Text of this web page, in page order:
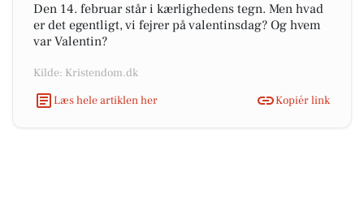
Den 14. februar står i kærlighedens tegn. Men hvad
er det egentligt, vi fejrer på valentinsdag? Og hvem
var Valentin?
Kilde: Kristendom.dk
Læs hele artiklen her
Kopiér link